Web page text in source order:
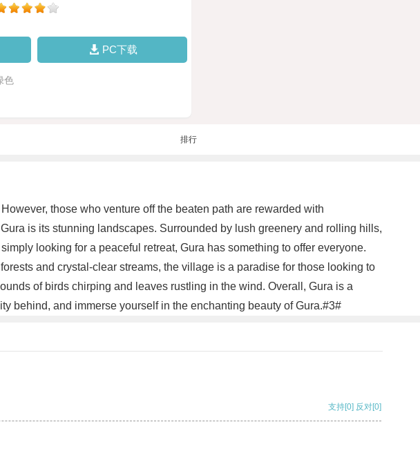
PC下载
色
排行
those who venture off the beaten path are rewarded with
is its stunning landscapes. Surrounded by lush greenery and rolling hills,
looking for a peaceful retreat, Gura has something to offer everyone.
and crystal-clear streams, the village is a paradise for those looking to
of birds chirping and leaves rustling in the wind. Overall, Gura is a
behind, and immerse yourself in the enchanting beauty of Gura.#3#
支持[0] 反对[0]